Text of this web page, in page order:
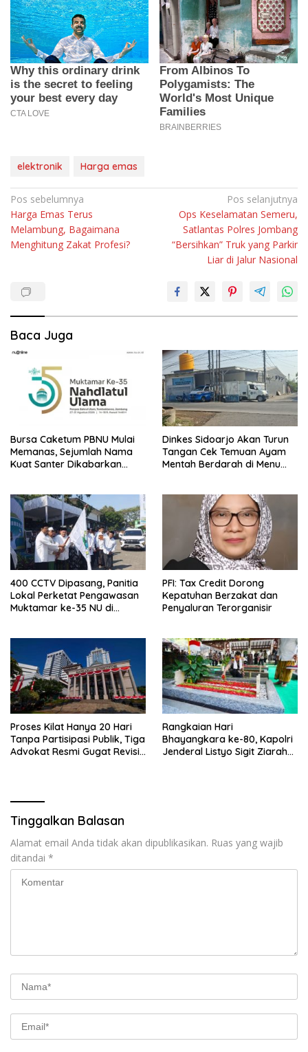
elektronik Harga emas
Navigasi
pos
Pos sebelumnya
Harga Emas Terus
Melambung, Bagaimana
Menghitung Zakat Profesi?
Pos selanjutnya
Ops Keselamatan Semeru,
Satlantas Polres Jombang
“Bersihkan” Truk yang Parkir
Liar di Jalur Nasional
Baca Juga
Bursa Caketum PBNU Mulai
Memanas, Sejumlah Nama
Kuat Santer Dikabarkan
Dinkes Sidoarjo Akan Turun
Tangan Cek Temuan Ayam
Mentah Berdarah di Menu
400 CCTV Dipasang, Panitia
Lokal Perketat Pengawasan
Muktamar ke-35 NU di
PFI: Tax Credit Dorong
Kepatuhan Berzakat dan
Penyaluran Terorganisir
Proses Kilat Hanya 20 Hari
Tanpa Partisipasi Publik, Tiga
Advokat Resmi Gugat Revisi
Rangkaian Hari
Bhayangkara ke-80, Kapolri
Jenderal Listyo Sigit Ziarah
Tinggalkan Balasan
Alamat email Anda tidak akan dipublikasikan. Ruas yang wajib
ditandai *